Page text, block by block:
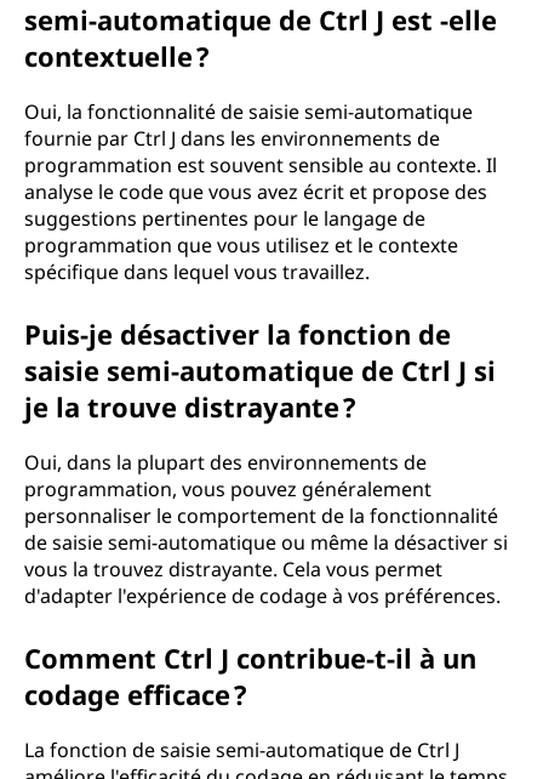
semi-automatique de Ctrl J est -elle
contextuelle ?
Oui, la fonctionnalité de saisie semi-automatique
fournie par Ctrl J dans les environnements de
programmation est souvent sensible au contexte. Il
analyse le code que vous avez écrit et propose des
suggestions pertinentes pour le langage de
programmation que vous utilisez et le contexte
spécifique dans lequel vous travaillez.
Puis-je désactiver la fonction de
saisie semi-automatique de Ctrl J si
je la trouve distrayante ?
Oui, dans la plupart des environnements de
programmation, vous pouvez généralement
personnaliser le comportement de la fonctionnalité
de saisie semi-automatique ou même la désactiver si
vous la trouvez distrayante. Cela vous permet
d'adapter l'expérience de codage à vos préférences.
Comment Ctrl J contribue-t-il à un
codage efficace ?
La fonction de saisie semi-automatique de Ctrl J